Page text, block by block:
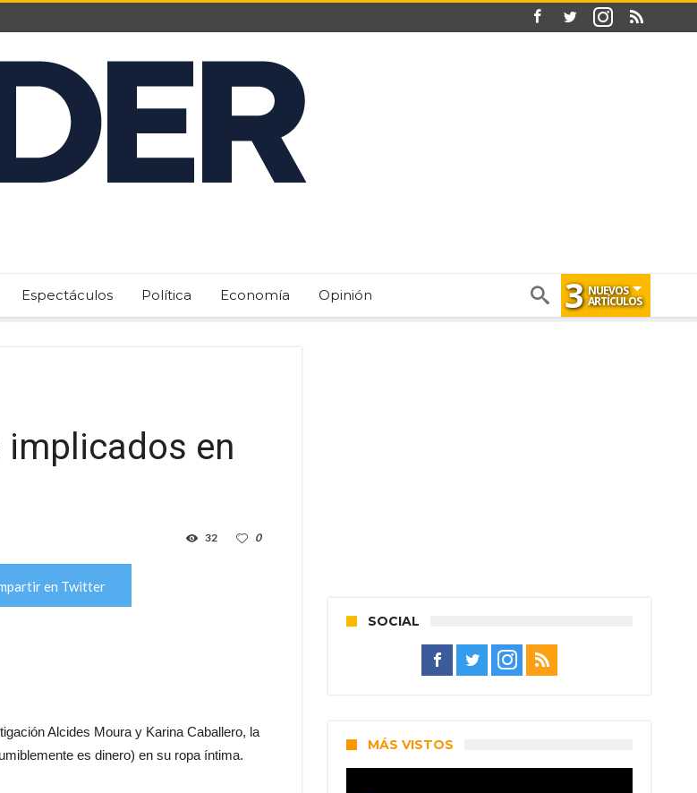
Espectáculos Política Economía Opinión 3 NUEVOS
ARTÍCULOS
en
0
32
en Twitter
Alcides Moura y Karina Caballero, la
es dinero) en su ropa íntima.
SOCIAL
MÁS VISTOS